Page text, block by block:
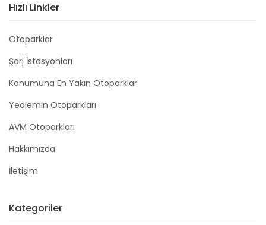
Hızlı Linkler
Otoparklar
Şarj İstasyonları
Konumuna En Yakın Otoparklar
Yediemin Otoparkları
AVM Otoparkları
Hakkımızda
İletişim
Kategoriler